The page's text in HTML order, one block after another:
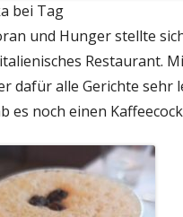
bei Tag
und Hunger stellte
Restaurant.
dafür alle Gerichte sehr
es noch einen